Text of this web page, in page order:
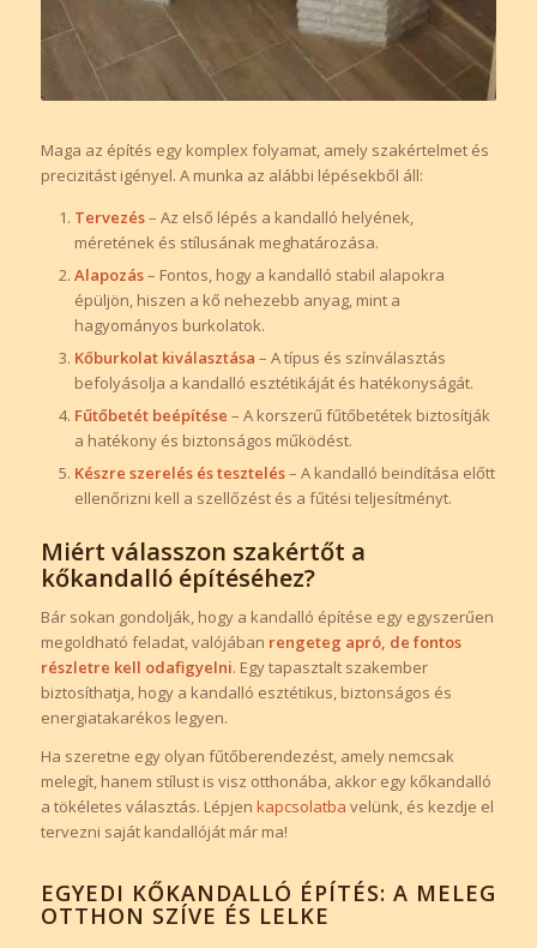
Maga az építés egy komplex folyamat, amely szakértelmet és
precizitást igényel. A munka az alábbi lépésekből áll:
Tervezés– Az első lépés a kandalló helyének,
méretének és stílusának meghatározása.
Alapozás– Fontos, hogy a kandalló stabil alapokra
épüljön, hiszen a kő nehezebb anyag, mint a
hagyományos burkolatok.
Kőburkolat kiválasztása – A típus és színválasztás
befolyásolja a kandalló esztétikáját és hatékonyságát.
Fűtőbetét beépítése – A korszerű fűtőbetétek biztosítják
a hatékony és biztonságos működést.
Készre szerelés és tesztelés– A kandalló beindítása előtt
ellenőrizni kell a szellőzést és a fűtési teljesítményt.
Miért válasszon szakértőt a
kőkandalló építéséhez?
Bár sokan gondolják, hogy a kandalló építése egy egyszerűen
megoldható feladat, valójában rengeteg apró, de fontos
részletre kell odafigyelni. Egy tapasztalt szakember
biztosíthatja, hogy a kandalló esztétikus, biztonságos és
energiatakarékos legyen.
Ha szeretne egy olyan fűtőberendezést, amely nemcsak
melegít, hanem stílust is visz otthonába, akkor egy kőkandalló
a tökéletes választás. Lépjen kapcsolatba velünk, és kezdje el
tervezni saját kandallóját már ma!
EGYEDI KŐKANDALLÓ ÉPÍTÉS: A MELEG
OTTHON SZÍVE ÉS LELKE